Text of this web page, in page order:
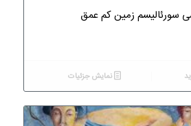
سورئالیسم زمین کم عمق
نمایش جزئیات